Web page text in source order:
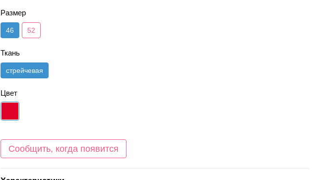
Размер
46 52
Ткань
стрейчевая
Цвет
Сообщить, когда появится